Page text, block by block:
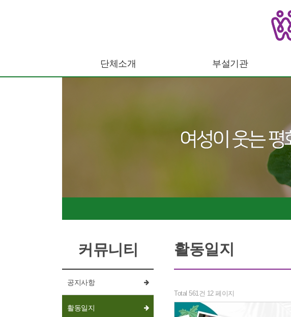
단체소개 부설기관
커뮤니티
공지사항
활동일지
활동일지
Total 561건 12 페이지